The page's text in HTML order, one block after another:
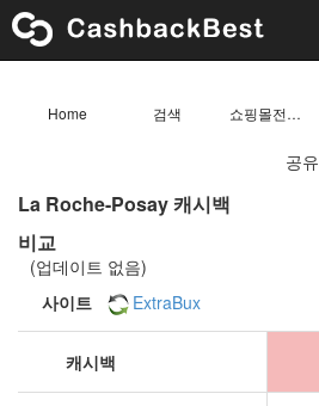
Home 검색 쇼핑몰전체목록
La Roche-Posay 캐시백
비교
(업데이트 없음)
공유
사이트 ExtraBux
캐시백